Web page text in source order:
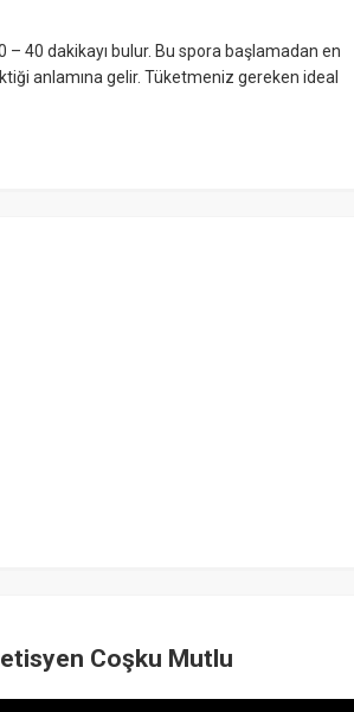
40 dakikayı bulur. Bu spora başlamadan en
anlamına gelir. Tüketmeniz gereken ideal
Coşku Mutlu